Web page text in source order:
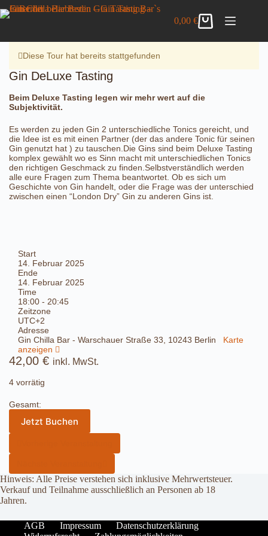
Zum
Inhalt
Gin DeLuxe Tasting
Details anzeigen
Warenkorb
0,00€
Diese Tour hat bereits stattgefunden
Gin DeLuxe Tasting
Beim Deluxe Tasting legen wir mehr wert auf die
Subjektivität.
Es werden zu jeden Gin 2 unterschiedliche Tonics gereicht, und
die Idee ist es mit einen Partner (der das andere Tonic für seinen
Gin genutzt hat ) zu tauschen.Die Gins sind beim Deluxe Tasting
komplex gewählt wo es Sinn macht mit unterschiedlichen Tonics
den richtigen Geschmack zu finden.Selbstverständlich werden
alle eure Fragen zum Thema beantwortet. Ob es sich um
Geschichte von Gin handelt, oder die Frage was der unterschied
zwischen einen “London Dry” Gin zu anderen Gins ist.
Start
14. Februar 2025
Ende
14. Februar 2025
Time
18:00 - 20:45
Zeitzone
UTC+2
Adresse
Gin Chilla Bar - Warschauer Straße 33, 10243 Berlin Karte
anzeigen
42,00 € inkl. MwSt.
4 vorrätig
Gesamt:
Jetzt Buchen
Hinweis: Alle Preise verstehen sich inklusive Mehrwertsteuer.
Verkauf und Teilnahme ausschließlich an Personen ab 18
Jahren.
AGB Impressum
Datenschutzerklärung